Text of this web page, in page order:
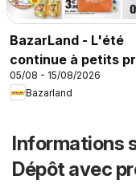
BazarLand - L'été
continue à petits
05/08 - 15/08/2026
Bazarland
Informations
Dépôt avec